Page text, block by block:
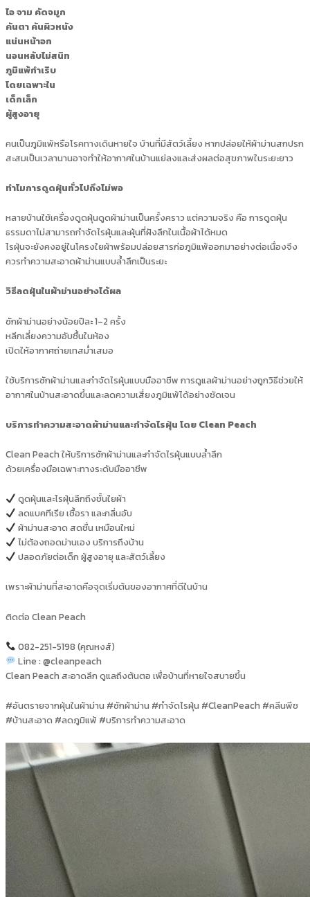
ไอ จาม คัดจมูก
คันตา คันผิวหนัง
แน่นหน้าอก
นอนหลับไม่สนิท
ภูมิแพ้กำเริบ
โดยเฉพาะใน
เด็กเล็ก
ผู้สูงอายุ
คนเป็นภูมิแพ้หรือโรคทางเดินหายใจ บ้านที่มีสัตว์เลี้ยง หากปล่อยให้ผ้าม่านสกปรก
สะสมเป็นเวลานานอาจทำให้อากาศในบ้านแย่ลงและส่งผลต่อสุขภาพในระยะยาว
ทำไมการดูดฝุ่นทั่วไปถึงไม่พอ
หลายบ้านใช้เครื่องดูดฝุ่นดูดผ้าม่านเป็นครั้งคราว แต่ความจริง คือ การดูดฝุ่น
ธรรมดาไม่สามารถกำจัดไรฝุ่นและฝุ่นที่ฝังลึกในเนื้อผ้าได้หมด
ไรฝุ่นจะยังคงอยู่ในโครงใยผ้าพร้อมปล่อยสารก่อภูมิแพ้ออกมาอย่างต่อเนื่องจึง
ควรทำความสะอาดผ้าม่านแบบล้ำลึกเป็นระยะ
วิธีลดฝุ่นในผ้าม่านอย่างได้ผล
ซักผ้าม่านอย่างน้อยปีละ 1–2 ครั้ง
หลีกเลี่ยงความอับชื้นในห้อง
เปิดให้อากาศถ่ายเทสม่ำเสมอ
ใช้บริการซักผ้าม่านและกำจัดไรฝุ่นแบบมืออาชีพ การดูแลผ้าม่านอย่างถูกวิธีช่วยให้
อากาศในบ้านสะอาดขึ้นและลดความเสี่ยงภูมิแพ้ได้อย่างชัดเจน
บริการทำความสะอาดผ้าม่านและกำจัดไรฝุ่น โดย Clean Peach
Clean Peach ให้บริการซักผ้าม่านและกำจัดไรฝุ่นแบบล้ำลึก
ด้วยเครื่องมือเฉพาะทางระดับมืออาชีพ
ดูดฝุ่นและไรฝุ่นลึกถึงชั้นใยผ้า
ลดแบคทีเรีย เชื้อรา และกลิ่นอับ
ผ้าม่านสะอาด สดชื่น เหมือนใหม่
ไม่ต้องถอดม่านเอง บริการถึงบ้าน
ปลอดภัยต่อเด็ก ผู้สูงอายุ และสัตว์เลี้ยง
เพราะผ้าม่านที่สะอาดคือจุดเริ่มต้นของอากาศที่ดีในบ้าน
ติดต่อ Clean Peach
082-251-5198 (คุณหงส์)
Line : @cleanpeach
Clean Peach สะอาดลึก ดูแลถึงต้นตอ เพื่อบ้านที่หายใจสบายขึ้น
#อันตรายจากฝุ่นในผ้าม่าน #ซักผ้าม่าน #กำจัดไรฝุ่น #CleanPeach #คลีนพีช
#บ้านสะอาด #ลดภูมิแพ้ #บริการทำความสะอาด